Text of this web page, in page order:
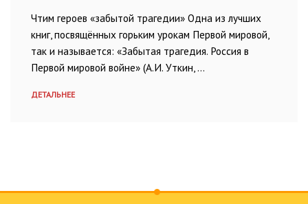
Чтим героев «забытой трагедии» Одна из лучших
книг, посвящённых горьким урокам Первой мировой,
так и называется: «Забытая трагедия. Россия в
Первой мировой войне» (А.И. Уткин, …
ДЕТАЛЬНЕЕ